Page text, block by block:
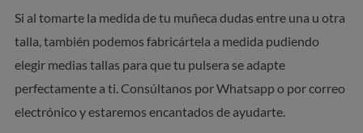
Si al tomarte la medida de tu muñeca dudas entre una u otra
talla, también podemos fabricártela a medida pudiendo
elegir medias tallas para que tu pulsera se adapte
perfectamente a ti. Consúltanos por Whatsapp o por correo
electrónico y estaremos encantados de ayudarte.